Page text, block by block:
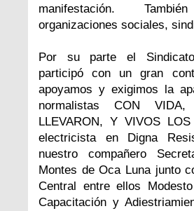
manifestación.
organizaciones sociales,
Por su parte el
participó con un gran
apoyamos y exigimos la
normalistas CON
LLEVARON, Y VIVOS
electricista en Digna
nuestro compañero
Montes de Oca Luna junto
Central entre ellos
Capacitación y